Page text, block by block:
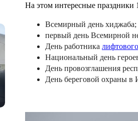
На этом интересные праздники
Всемирный день хиджаба;
первый день Всемирной
День работника
Национальный день
День провозглашения
День береговой охраны в